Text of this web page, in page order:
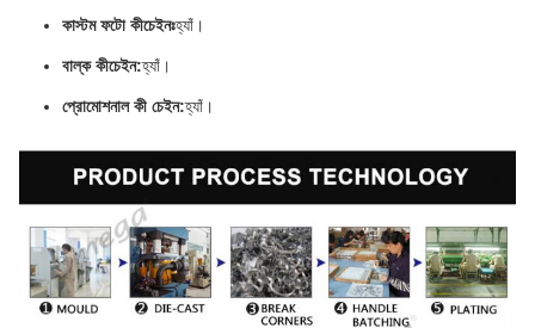
কাস্টম ফটো কীচেইনঃহ্যাঁ।
বাল্ক কীচেইন:হ্যাঁ।
প্রোমোশনাল কী চেইন:হ্যাঁ।